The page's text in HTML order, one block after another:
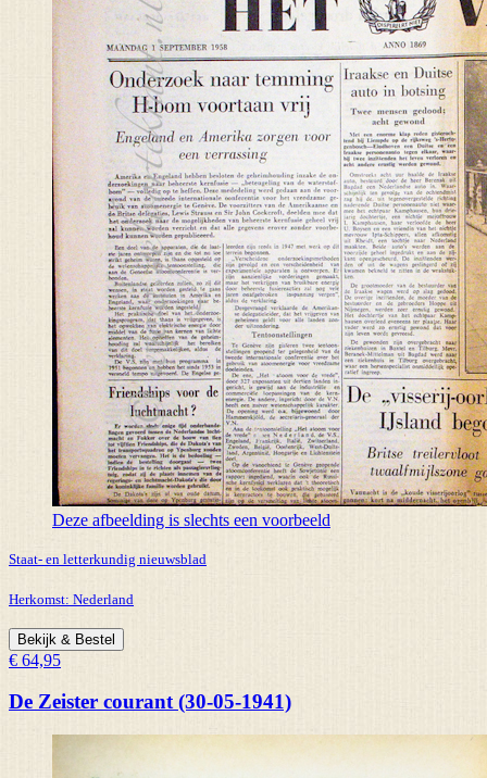
Deze afbeelding is slechts een voorbeeld
Staat- en letterkundig nieuwsblad
Herkomst: Nederland
Bekijk & Bestel
€ 64,95
De Zeister courant (30-05-1941)